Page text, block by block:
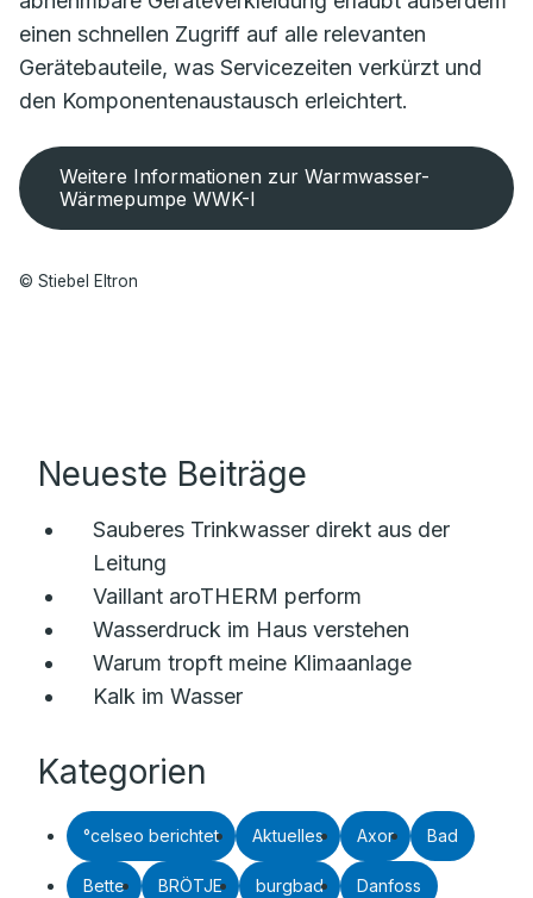
einen schnellen Zugriff auf alle relevanten
Gerätebauteile, was Servicezeiten verkürzt und
den Komponentenaustausch erleichtert.
Weitere Informationen zur Warmwasser-
Wärmepumpe WWK-I
© Stiebel Eltron
Neueste Beiträge
Sauberes Trinkwasser direkt aus der
Leitung
Vaillant aroTHERM perform
Wasserdruck im Haus verstehen
Warum tropft meine Klimaanlage
Kalk im Wasser
Kategorien
°celseo berichtet Aktuelles Axor Bad
Bette BRÖTJE burgbad Danfoss